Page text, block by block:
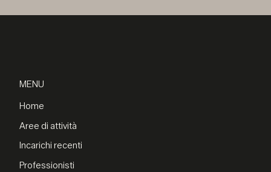
MENU
Home
Aree di attività
Incarichi recenti
Professionisti